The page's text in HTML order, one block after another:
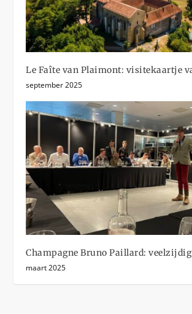
Le Faîte van Plaimont: visitekaartje
september 2025
Champagne Bruno Paillard:
maart 2025